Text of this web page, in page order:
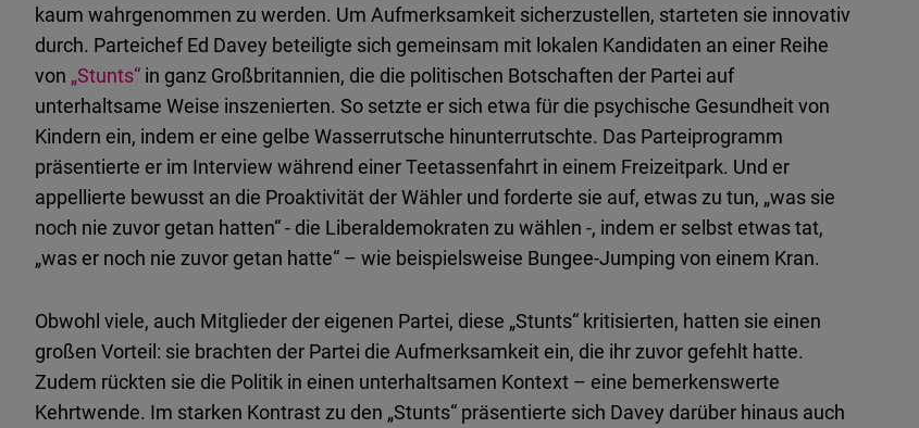
kaum wahrgenommen zu werden. Um Aufmerksamkeit sicherzustellen, starteten sie innovativ
durch. Parteichef Ed Davey beteiligte sich gemeinsam mit lokalen Kandidaten an einer Reihe
von „Stunts“ in ganz Großbritannien, die die politischen Botschaften der Partei auf
unterhaltsame Weise inszenierten. So setzte er sich etwa für die psychische Gesundheit von
Kindern ein, indem er eine gelbe Wasserrutsche hinunterrutschte. Das Parteiprogramm
präsentierte er im Interview während einer Teetassenfahrt in einem Freizeitpark. Und er
appellierte bewusst an die Proaktivität der Wähler und forderte sie auf, etwas zu tun, „was sie
noch nie zuvor getan hatten“ - die Liberaldemokraten zu wählen -, indem er selbst etwas tat,
„was er noch nie zuvor getan hatte“ – wie beispielsweise Bungee-Jumping von einem Kran.
Obwohl viele, auch Mitglieder der eigenen Partei, diese „Stunts“ kritisierten, hatten sie einen
großen Vorteil: sie brachten der Partei die Aufmerksamkeit ein, die ihr zuvor gefehlt hatte.
Zudem rückten sie die Politik in einen unterhaltsamen Kontext – eine bemerkenswerte
Kehrtwende. Im starken Kontrast zu den „Stunts“ präsentierte sich Davey darüber hinaus auch